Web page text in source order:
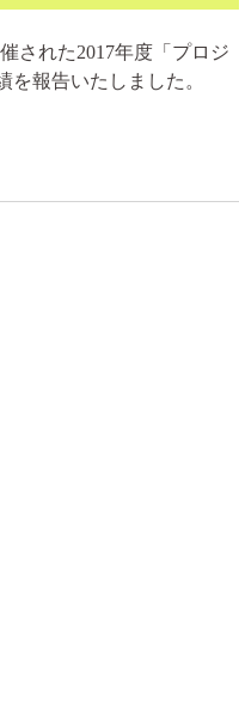
された2017年度「プロジ
報告いたしました。